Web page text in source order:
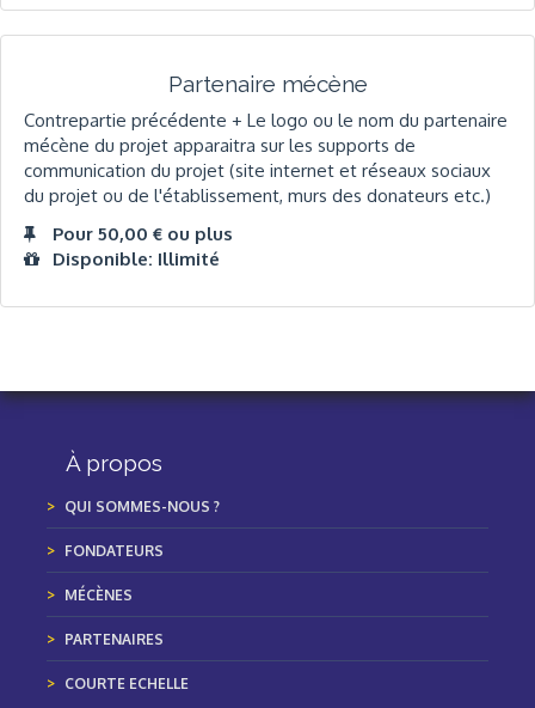
Partenaire mécène
Contrepartie précédente + Le logo ou le nom du partenaire
mécène du projet apparaitra sur les supports de
communication du projet (site internet et réseaux sociaux
du projet ou de l'établissement, murs des donateurs etc.)
Pour 50,00 € ou plus
Disponible: Illimité
À propos
QUI SOMMES-NOUS ?
FONDATEURS
MÉCÈNES
PARTENAIRES
COURTE ECHELLE